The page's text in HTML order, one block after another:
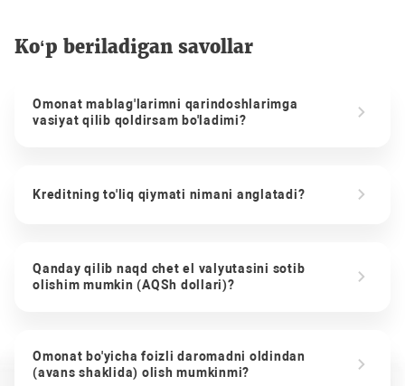
Ko‘p beriladigan savollar
Omonat mablag'larimni qarindoshlarimga
vasiyat qilib qoldirsam bo'ladimi?
Kreditning to'liq qiymati nimani anglatadi?
Qanday qilib naqd chet el valyutasini sotib
olishim mumkin (AQSh dollari)?
Omonat bo'yicha foizli daromadni oldindan
(avans shaklida) olish mumkinmi?